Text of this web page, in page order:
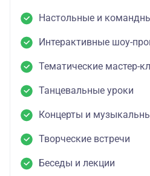
Настольные и
Интерактивные шоу-
Тематические мастер-
Танцевальные уроки
Концерты и
Творческие встречи
Беседы и лекции